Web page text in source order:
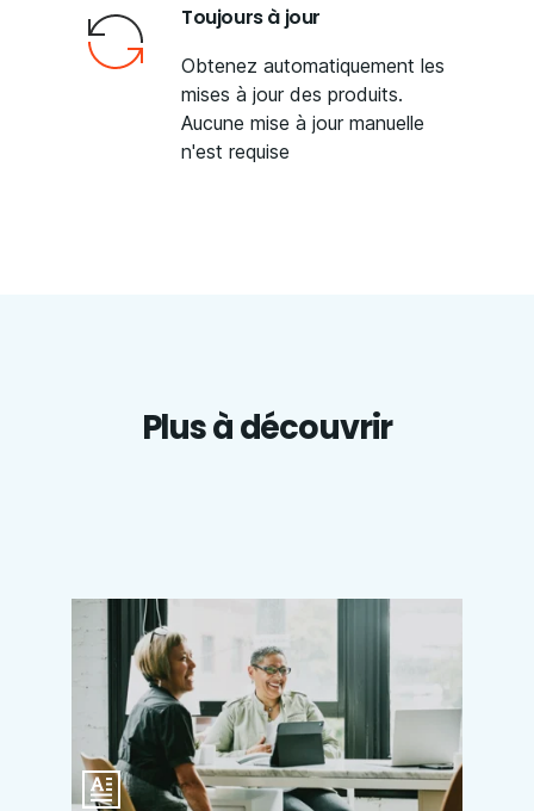
Toujours à jour
Obtenez automatiquement les
mises à jour des produits.
Aucune mise à jour manuelle
n'est requise
Plus à découvrir